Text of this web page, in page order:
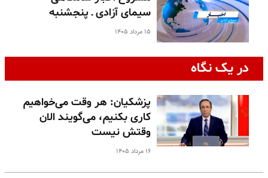
سیمای آزادی ـ پنجشنبه
۱۵ مرداد ۱۴۰۵
در یک نگاه
پزشکیان: هر وقت می‌خواهیم
کاری بکنیم، می‌گویند الان
وقتش نیست
۱۶ مرداد ۱۴۰۵